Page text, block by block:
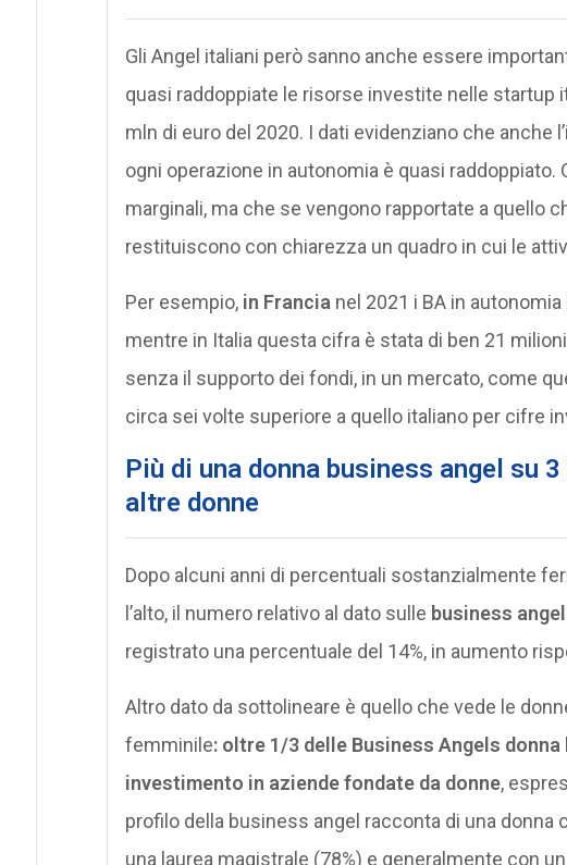
Gli Angel italiani però sanno anche essere
quasi raddoppiate le risorse investite nelle startup
mln di euro del 2020. I dati evidenziano che anche
ogni operazione in autonomia è quasi
marginali, ma che se vengono rapportate a quello
restituiscono con chiarezza un quadro in cui le
Per esempio, in Francia nel 2021 i BA in
mentre in Italia questa cifra è stata di ben 21
senza il supporto dei fondi, in un mercato, come
circa sei volte superiore a quello italiano per cifre
Più di una donna business angel su
altre donne
Dopo alcuni anni di percentuali sostanzialmente
l’alto, il numero relativo al dato sulle business
registrato una percentuale del 14%, in aumento
Altro dato da sottolineare è quello che vede le
femminile: oltre 1/3 delle Business Angels
investimento in aziende fondate da donne,
profilo della business angel racconta di una donna
una laurea magistrale (78%) e generalmente con